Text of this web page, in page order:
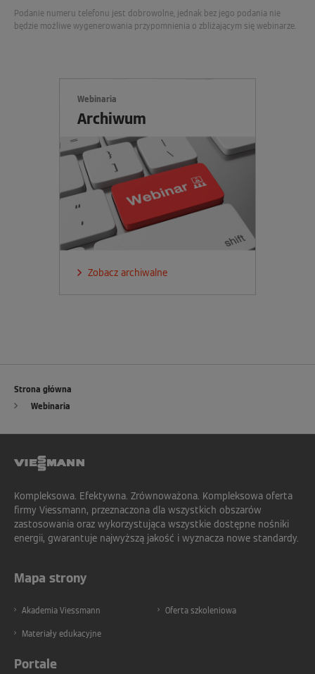
Podanie numeru telefonu jest dobrowolne, jednak bez jego podania nie
będzie możliwe wygenerowania przypomnienia o zbliżającym się webinarze.
Webinaria
Archiwum
Zobacz archiwalne
Strona główna
Webinaria
Kompleksowa. Efektywna. Zrównoważona. Kompleksowa oferta
firmy Viessmann, przeznaczona dla wszystkich obszarów
zastosowania oraz wykorzystująca wszystkie dostępne nośniki
energii, gwarantuje najwyższą jakość i wyznacza nowe standardy.
Mapa strony
Akademia Viessmann Oferta szkoleniowa
Materiały edukacyjne
Portale